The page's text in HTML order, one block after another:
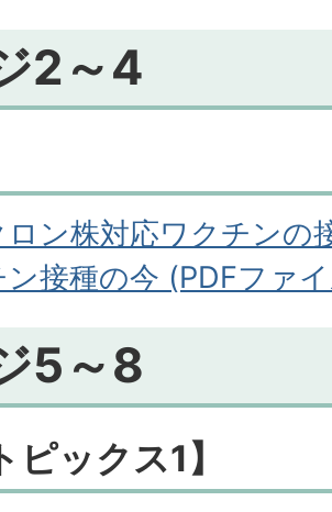
2～4
ロン株対応ワクチンの
ン接種の今 (PDFファ
5～8
ピックス1】